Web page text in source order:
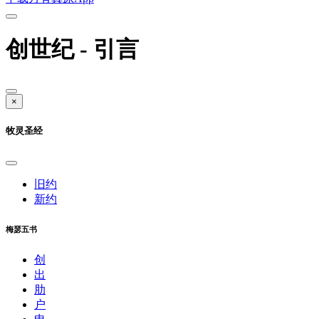
创世纪 - 引言
×
牧灵圣经
旧约
新约
梅瑟五书
创
出
肋
户